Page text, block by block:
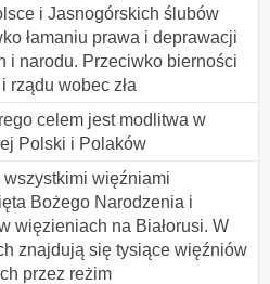
i Jasnogórskich ślubów
łamaniu prawa i deprawacji
i narodu. Przeciwko bierności
rządu wobec zła
celem jest modlitwa w
Polski i Polaków
więźniami
Bożego Narodzenia i
więzieniach na Białorusi. W
znajdują się tysiące więźniów
przez reżim